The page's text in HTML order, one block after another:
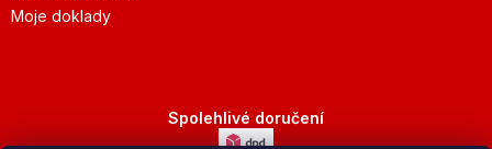
Moje doklady
Spolehlivé doručení